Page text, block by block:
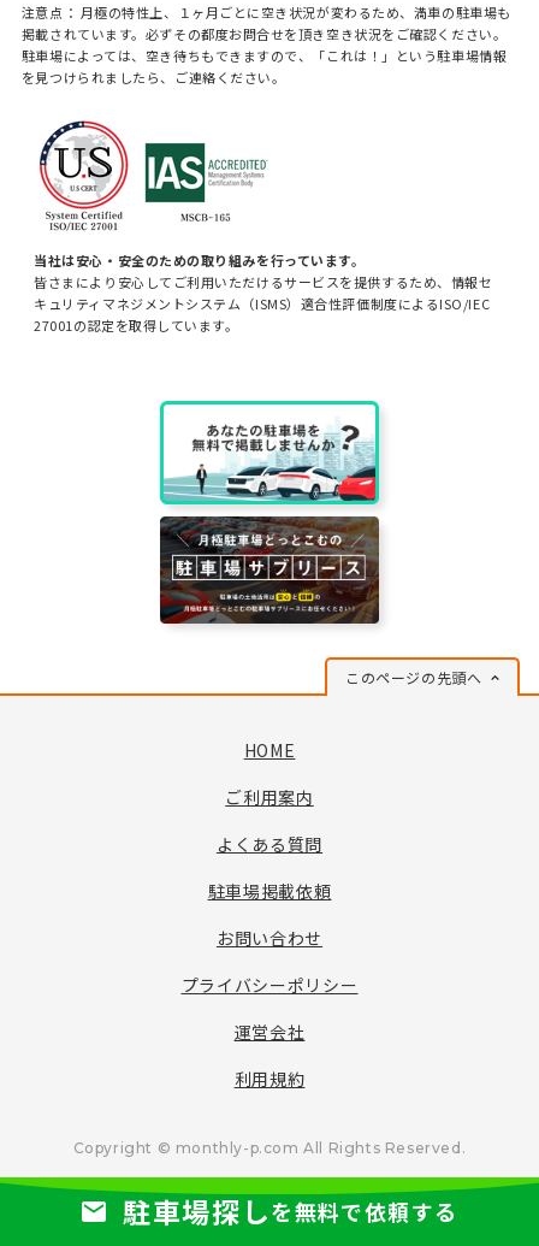
駐車場探しを無料で依頼する
注意点： 月極の特性上、１ヶ月ごとに空き状況が変わるため、満車の駐車場も
掲載されています。必ずその都度お問合せを頂き空き状況をご確認ください。
駐車場によっては、空き待ちもできますので、「これは！」という駐車場情報
を見つけられましたら、ご連絡ください。
当社は安心・安全のための取り組みを行っています。
皆さまにより安心してご利用いただけるサービスを提供するため、情報セ
キュリティマネジメントシステム（ISMS）適合性評価制度によるISO/IEC
27001の認定を取得しています。
このページの先頭へ
HOME
ご利用案内
よくある質問
駐車場掲載依頼
お問い合わせ
プライバシーポリシー
運営会社
利用規約
Copyright © monthly-p.com All Rights Reserved.